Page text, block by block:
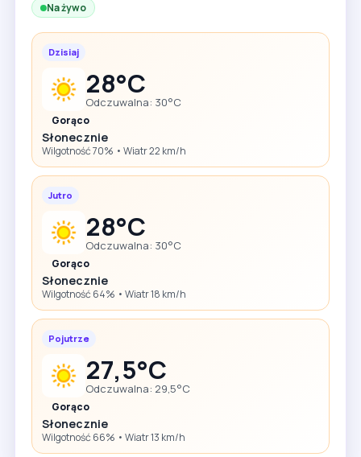
Na żywo
Dzisiaj
28°C
Odczuwalna: 30°C
Gorąco
Słonecznie
Wilgotność 70% • Wiatr 22 km/h
Jutro
28°C
Odczuwalna: 30°C
Gorąco
Słonecznie
Wilgotność 64% • Wiatr 18 km/h
Pojutrze
27,5°C
Odczuwalna: 29,5°C
Gorąco
Słonecznie
Wilgotność 66% • Wiatr 13 km/h